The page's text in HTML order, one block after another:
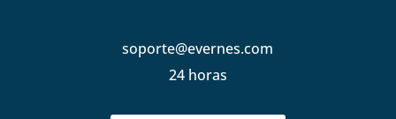
soporte@evernes.com
24 horas